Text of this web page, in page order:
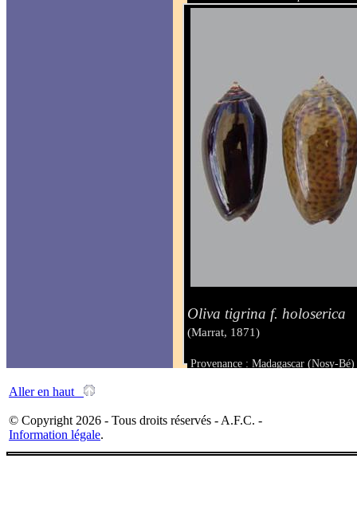
Taille : 36.6 mm
Oliva tigrina f. holoserica
(Marrat, 1871)
Provenance : Madagascar (Nosy-Bé)
Aller en haut
© Copyright 2026 - Tous droits réservés - A.F.C. -
Information légale.